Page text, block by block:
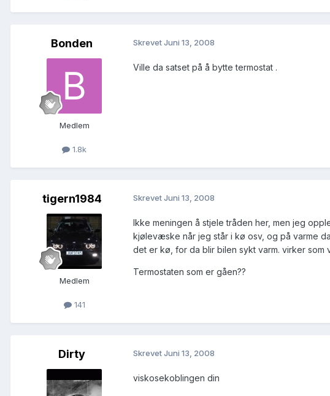
Bonden
Medlem
1.8k
SkrevetJuni 13, 2008
Ville da satset på å bytte termostat .
tigern1984
Medlem
141
SkrevetJuni 13, 2008
Ikke meningen å stjele tråden her, men jeg
kjølevæske når jeg står i kø osv, og på varme
det er kø, for da blir bilen sykt varm. virker som
Termostaten som er gåen??
Dirty SkrevetJuni 13, 2008
viskosekoblingen din